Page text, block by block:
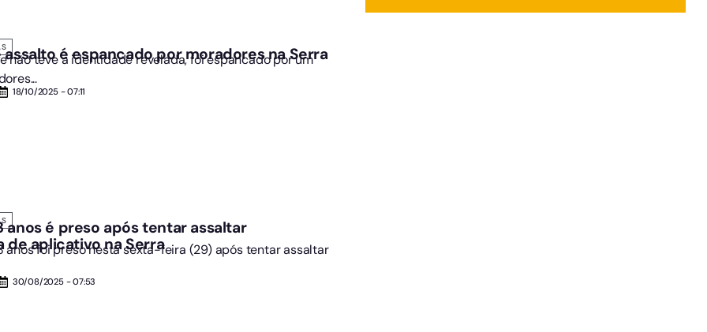
é espancado por moradores na Serra
não teve a identidade revelada, foi espancado por um
18/10/2025 - 07:11
anos é preso após tentar assaltar
de aplicativo na Serra
anos foi preso nesta sexta-feira (29) após tentar assaltar
30/08/2025 - 07:53